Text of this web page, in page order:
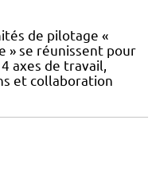
de pilotage «
» se réunissent pour
axes de travail,
et collaboration